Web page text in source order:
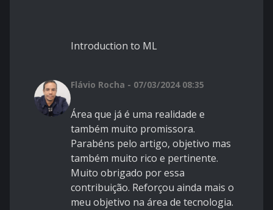
Introduction to ML
Flávio Rocha - 07/03/2024 08:35
Área que já é uma realidade e
também muito promissora.
Parabéns pelo artigo, objetivo mas
também muito rico e pertinente.
Muito obrigado por essa
contribuição. Reforçou ainda mais o
meu objetivo na área de tecnologia.